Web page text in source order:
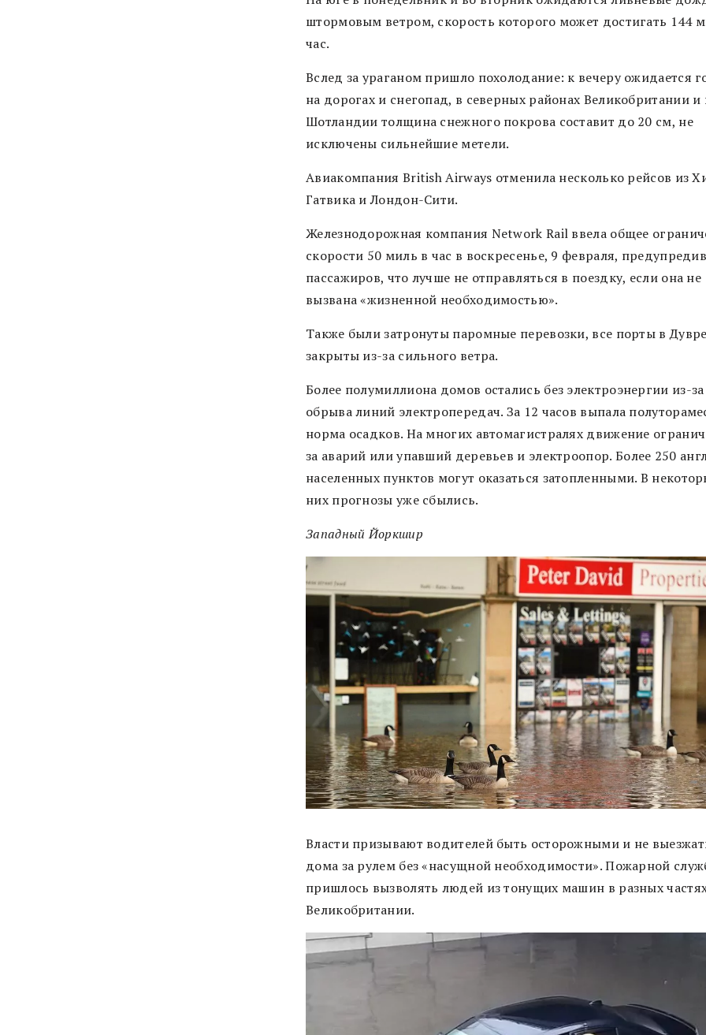
штормовым ветром, скорость которого может достигать 144
час.
Вслед за ураганом пришло похолодание: к вечеру ожидается
на дорогах и снегопад, в северных районах Великобритании и
Шотландии толщина снежного покрова составит до 20 см, не
исключены сильнейшие метели.
Авиакомпания British Airways отменила несколько рейсов из
Гатвика и Лондон-Сити.
Железнодорожная компания Network Rail ввела общее
скорости 50 миль в час в воскресенье, 9 февраля,
пассажиров, что лучше не отправляться в поездку, если она не
вызвана «жизненной необходимостью».
Также были затронуты паромные перевозки, все порты в
закрыты из-за сильного ветра.
Более полумиллиона домов остались без электроэнергии из-за
обрыва линий электропередач. За 12 часов выпала
норма осадков. На многих автомагистралях движение
за аварий или упавший деревьев и электроопор. Более 250
населенных пунктов могут оказаться затопленными. В
них прогнозы уже сбылись.
Западный Йоркшир
Власти призывают водителей быть осторожными и не
дома за рулем без «насущной необходимости». Пожарной
пришлось вызволять людей из тонущих машин в разных
Великобритании.